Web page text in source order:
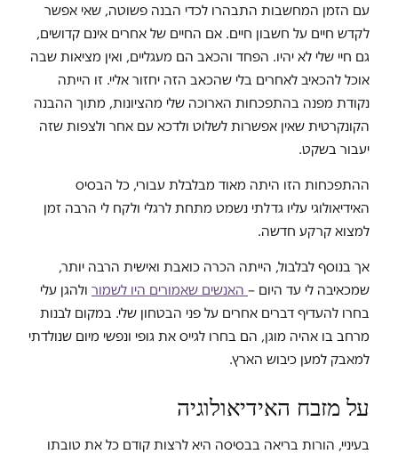
עם הזמן המחשבות התבהרו לכדי הבנה פשוטה, שאי אפשר
לקדש חיים על חשבון חיים. אם החיים של אחרים אינם קדושים,
גם חיי שלי לא יהיו. הפחד והכאב הם מעגליים, ואין מציאות שבה
אוכל להכאיב לאחרים בלי שהכאב הזה יחזור אליי. זו הייתה
נקודת מפנה בהתפכחות הארוכה שלי מהציונות, מתוך ההבנה
הקונקרטית שאין אפשרות לשלוט ולדכא עם אחר ולצפות שזה
יעבור בשקט.
ההתפכחות הזו היתה מאוד מבלבלת עבורי, כל הבסיס
האידיאולוגי עליו גדלתי נשמט מתחת לרגלי ולקח לי הרבה זמן
למצוא קרקע חדשה.
אך בנוסף לבלבול, הייתה הכרה כואבת ואישית הרבה יותר,
שמכאיבה לי עד היום – האנשים שאמורים היו לשמור ולהגן עלי
בחרו להעדיף דברים אחרים על פני הבטחון שלי. במקום לבנות
מרחב בו אהיה מוגן, הם בחרו לגייס את גופי ונפשי מיום שנולדתי
למאבק למען כיבוש הארץ.
על מזבח האידיאולוגיה
בעיניי, הורות בריאה בבסיסה היא לרצות קודם כל את טובתו